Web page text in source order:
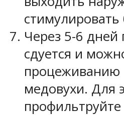
Через 5-6 дней
сдуется и
процеживанию
медовухи. Для
профильтруйте